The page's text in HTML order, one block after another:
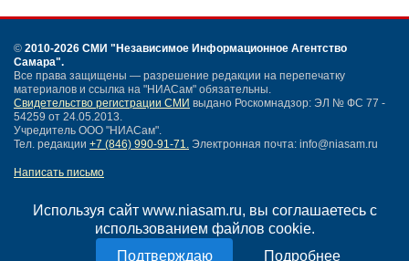
Используя сайт www.niasam.ru, вы соглашаетесь с
использованием файлов cookie.
Подробнее
© 2010-2026 СМИ "Независимое Информационное Агентство
Самара".
Все права защищены — разрешение редакции на перепечатку
материалов и ссылка на "НИАСам" обязательны.
Свидетельство регистрации СМИ выдано Роскомнадзор: ЭЛ № ФС 77 -
54259 от 24.05.2013.
Учредитель ООО "НИАСам".
Тел. редакции +7 (846) 990-91-71. Электронная почта: info@niasam.ru
Написать письмо
Нашли ошибку?
Политика конфиденциальности